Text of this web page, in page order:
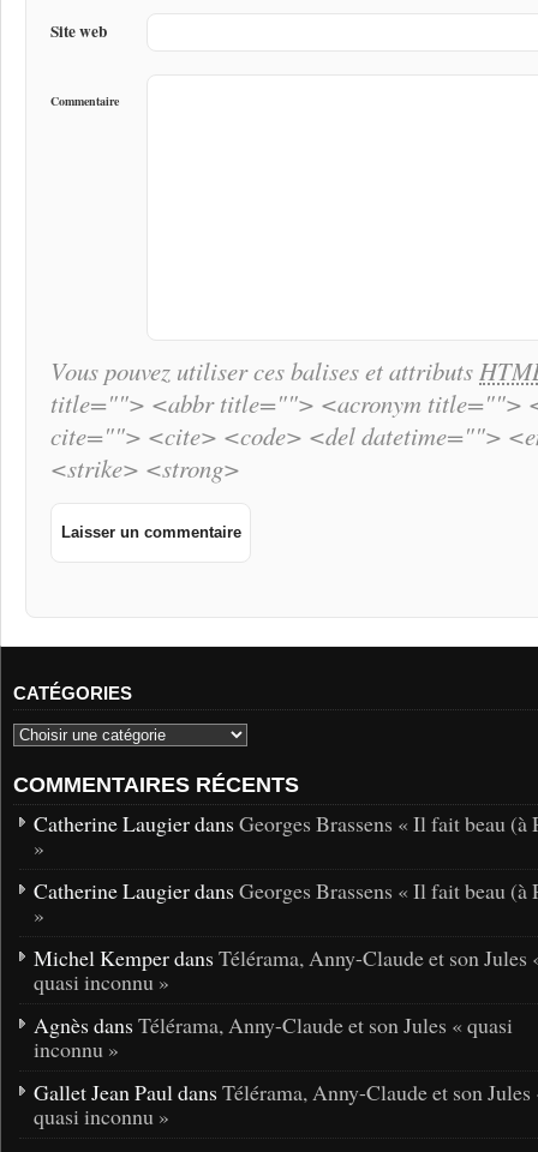
Site web
Commentaire
Vous pouvez utiliser ces balises et attributs
title=""> <abbr title=""> <acronym title="">
cite=""> <cite> <code> <del datetime="">
<strike> <strong>
CATÉGORIES
COMMENTAIRES RÉCENTS
Catherine Laugier dans Georges Brassens « Il fait beau (à
»
Catherine Laugier dans Georges Brassens « Il fait beau (à
»
Michel Kemper dans Télérama, Anny-Claude et son Jules
quasi inconnu »
Agnès dans Télérama, Anny-Claude et son Jules « quasi
inconnu »
Gallet Jean Paul dans Télérama, Anny-Claude et son Jules
quasi inconnu »